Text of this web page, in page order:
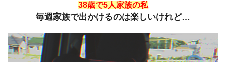
38歳で5人家族の私
毎週家族で出かけるのは楽しいけれど…